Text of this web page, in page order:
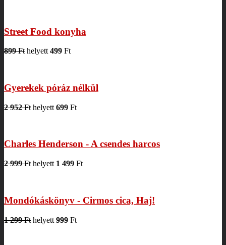
Street Food konyha
899 Ft helyett 499 Ft
Gyerekek póráz nélkül
2 952 Ft helyett 699 Ft
Charles Henderson - A csendes harcos
2 999 Ft helyett 1 499 Ft
Mondókáskönyv - Cirmos cica, Haj!
1 299 Ft helyett 999 Ft